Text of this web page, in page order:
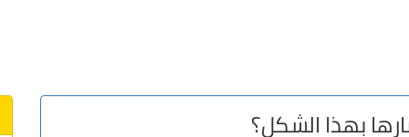
بهذا الشكل؟